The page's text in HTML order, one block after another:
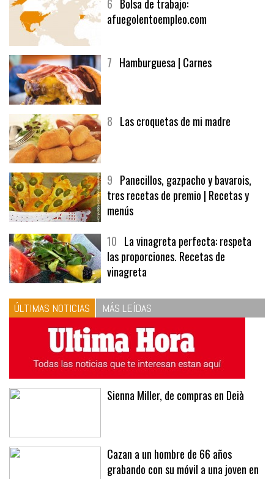
6 Bolsa de trabajo:
afuegolentoempleo.com
7 Hamburguesa | Carnes
8 Las croquetas de mi madre
9 Panecillos, gazpacho y bavarois,
tres recetas de premio | Recetas y
menús
10 La vinagreta perfecta: respeta
las proporciones. Recetas de
vinagreta
ÚLTIMAS NOTICIAS MÁS LEÍDAS
Sienna Miller, de compras en Deià
Cazan a un hombre de 66 años
grabando con su móvil a una joven en